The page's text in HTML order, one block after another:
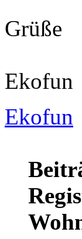
Grüße
Ekofun
Ekofun